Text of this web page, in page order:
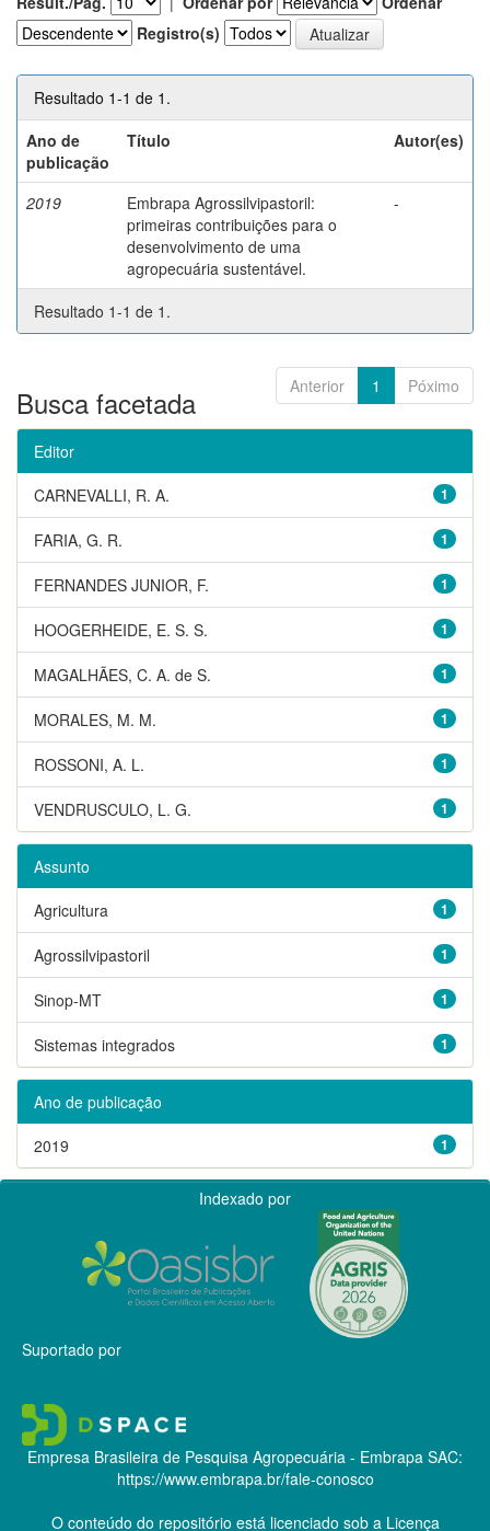
Registro(s)
Resultado 1-1 de 1.
Ano de
publicação
Título Autor(es)
2019
Embrapa Agrossilvipastoril:
primeiras contribuições para o
desenvolvimento de uma
agropecuária sustentável.
-
Resultado 1-1 de 1.
Anterior 1 Póximo
Busca facetada
Editor
1
CARNEVALLI, R. A.
1
FARIA, G. R.
1
FERNANDES JUNIOR, F.
1
HOOGERHEIDE, E. S. S.
1
MAGALHÃES, C. A. de S.
1
MORALES, M. M.
1
ROSSONI, A. L.
1
VENDRUSCULO, L. G.
Assunto
1
Agricultura
1
Agrossilvipastoril
1
Sinop-MT
1
Sistemas integrados
Ano de publicação
1
2019
Indexado por
Suportado por
Empresa Brasileira de Pesquisa Agropecuária - Embrapa SAC:
https://www.embrapa.br/fale-conosco
O conteúdo do repositório está licenciado sob a Licença